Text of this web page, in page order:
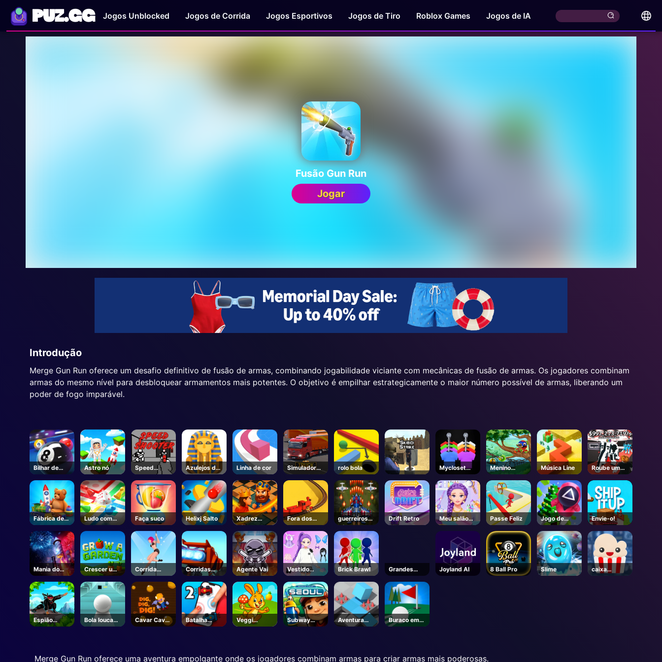
PUZ.GG Jogos Unblocked Jogos de Corrida Jogos Esportivos Jogos de Tiro Roblox Games Jogos de IA
Fusão Gun Run
Jogar
Introdução
Merge Gun Run oferece um desafio definitivo de fusão de armas, combinando jogabilidade viciante com mecânicas de fusão de armas. Os jogadores combinam
armas do mesmo nível para desbloquear armamentos mais potentes. O objetivo é empilhar estrategicamente o maior número possível de armas, liberando um
poder de fogo imparável.
Bilhar de
bola 8
Astro nó
Speed
Shooter
Azulejos do
Egito
Linha de cor
Simulador
de caminhão
rolo bola
Mycloset
Roupas
Classificar
Puzzle
Menino
Pebble
Música Line
Roube um
Brainrot -
Roblox
Fábrica de
brinquedos
Ludo com
amigos
Faça suco Helixj Salto
Xadrez
Júnior
Fora dos
trilhos 3D
guerreiros
aéreos
Drift Retro
Meu salão
de cabelo
moda
Passe Feliz
Jogo de
Squid Ano
Novo sob
Proteção
Envie-o!
Mania do
Trabalho do
Fogo
Crescer um
Jardim -
Unblocked
Online Jogos
Corrida
Dança
Corridas
Blaze
Agente Vai
Vestido
Princesa
Mágica
Brick Brawl
Grandes
Mestres de
Xadrez
Joyland AI 8 Ball Pro Slime
caixa
Espião
Snappy
Bola louca
3D
Cavar Cavar
Cavar
Batalha
Jogador
Veggi
Coelho
Subway
Surfers em
Aventura
Amazing
Buraco em
um
Merge Gun Run oferece uma aventura empolgante onde os jogadores combinam armas para criar armas mais poderosas.